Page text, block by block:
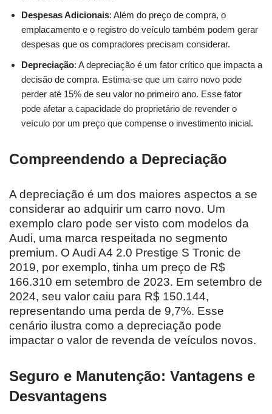
Despesas Adicionais: Além do preço de compra, o
emplacamento e o registro do veículo também podem gerar
despesas que os compradores precisam considerar.
Depreciação: A depreciação é um fator crítico que impacta a
decisão de compra. Estima-se que um carro novo pode
perder até 15% de seu valor no primeiro ano. Esse fator
pode afetar a capacidade do proprietário de revender o
veículo por um preço que compense o investimento inicial.
Compreendendo a Depreciação
A depreciação é um dos maiores aspectos a se
considerar ao adquirir um carro novo. Um
exemplo claro pode ser visto com modelos da
Audi, uma marca respeitada no segmento
premium. O Audi A4 2.0 Prestige S Tronic de
2019, por exemplo, tinha um preço de R$
166.310 em setembro de 2023. Em setembro de
2024, seu valor caiu para R$ 150.144,
representando uma perda de 9,7%. Esse
cenário ilustra como a depreciação pode
impactar o valor de revenda de veículos novos.
Seguro e Manutenção: Vantagens e
Desvantagens